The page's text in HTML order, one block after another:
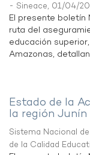
- Sineace, 01/04/
El presente boletín
ruta del
educación
Amazonas,
Estado de la
la región Junín
Sistema Nacional
de la Calidad